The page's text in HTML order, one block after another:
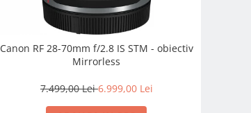
Canon RF 28-70mm f/2.8 IS STM - obiectiv
Mirrorless
7.499,00 Lei6.999,00 Lei